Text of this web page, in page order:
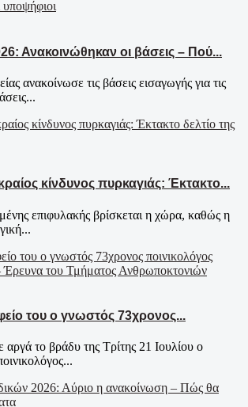
Ανακοινώθηκαν οι βάσεις – Πού...
ανακοίνωσε τις βάσεις εισαγωγής για τις
κίνδυνος πυρκαγιάς: Έκτακτο...
επιφυλακής βρίσκεται η χώρα, καθώς η
του ο γνωστός 73χρονος...
αργά το βράδυ της Τρίτης 21 Ιουλίου ο